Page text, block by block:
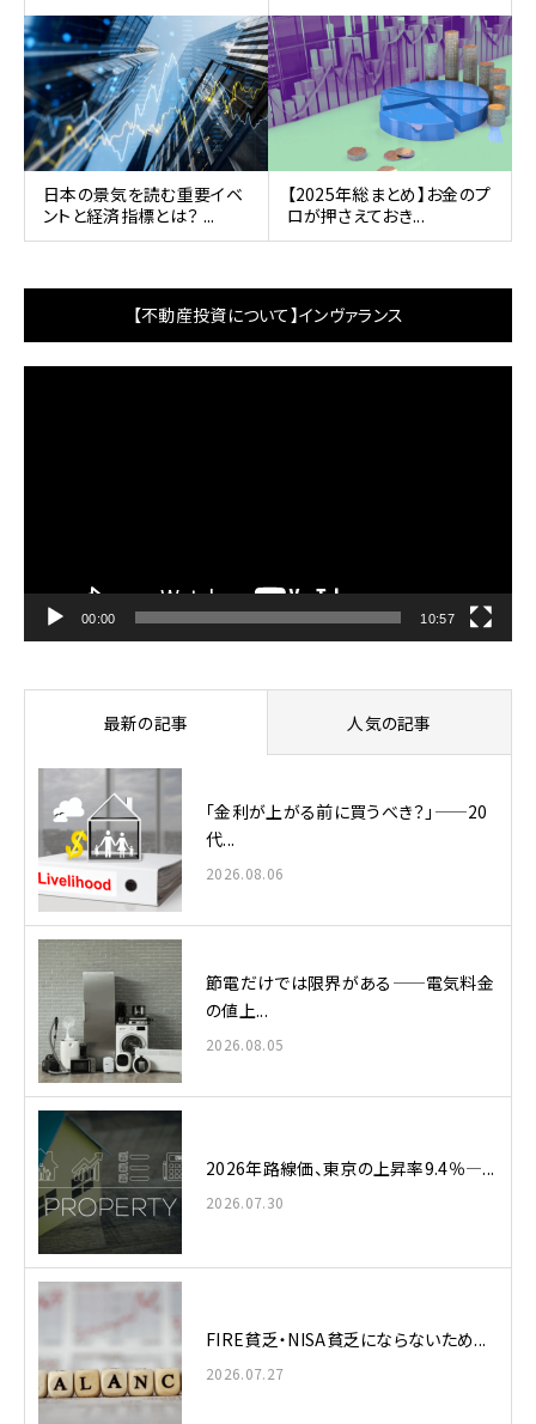
日本の景気を読む重要イベ
ントと経済指標とは？ ...
【2025年総まとめ】お金のプ
ロが押さえておき...
【不動産投資について】インヴァランス
00:00 10:57
最新の記事 人気の記事
「金利が上がる前に買うべき？」——20
代...
2026.08.06
節電だけでは限界がある——電気料金
の値上...
2026.08.05
2026年路線価、東京の上昇率9.4％—...
2026.07.30
FIRE貧乏・NISA貧乏にならないため...
2026.07.27